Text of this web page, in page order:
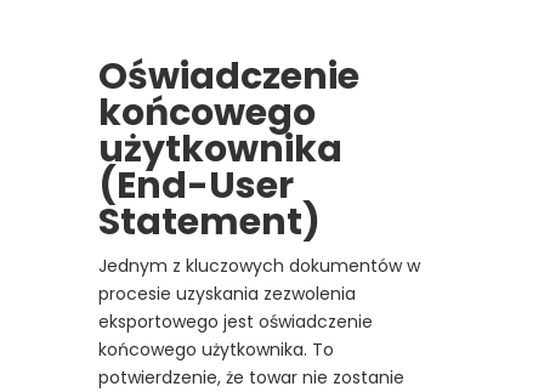
Oświadczenie
końcowego
użytkownika
(End-User
Statement)
Jednym z kluczowych dokumentów w
procesie uzyskania zezwolenia
eksportowego jest oświadczenie
końcowego użytkownika. To
potwierdzenie, że towar nie zostanie